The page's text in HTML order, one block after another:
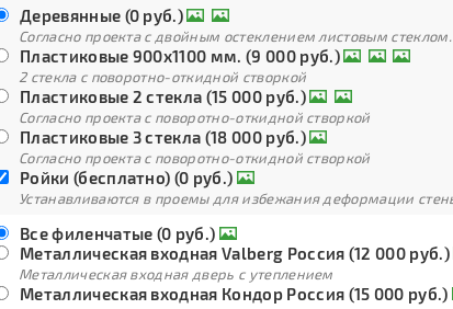
Деревянные (0 руб.)
Согласно проекта с двойным остеклением листовым стеклом.
Пластиковые 900х1100 мм. (9 000 руб.)
2 стекла с поворотно-откидной створкой
Пластиковые 2 стекла (15 000 руб.)
Согласно проекта с поворотно-откидной створкой
Пластиковые 3 стекла (18 000 руб.)
Согласно проекта с поворотно-откидной створкой
Ройки (бесплатно) (0 руб.)
Устанавливаются в проемы для избежания деформации
Все филенчатые (0 руб.)
Металлическая входная Valberg Россия (12 000 руб.)
Металлическая входная дверь с утеплением
Металлическая входная Кондор Россия (15 000 руб.)